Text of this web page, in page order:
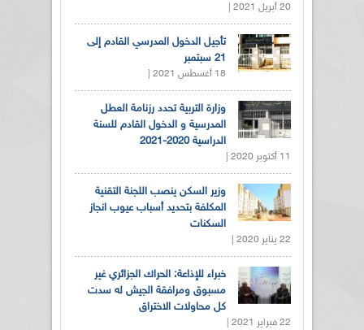
20 أبريل 2021 |
تأجيل الدخول المدرسي القادم إلى
21 سبتمبر
18 أغسطس 2021 |
وزارة التربية تحدد رزنامة العطل
المدرسية و الدخول القادم للسنة
الدراسية 2020-2021
11 أكتوبر 2020 |
وزير السكن ينصب اللجنة التقنية
المكلفة بتحديد أسباب عيوب انجاز
السكنات
22 يناير 2020 |
خبراء للإذاعة: الحراك الجزائري غير
مسبوق ومرافقة الجيش له سدت
كل محاولات الاختراق
22 فبراير 2021 |